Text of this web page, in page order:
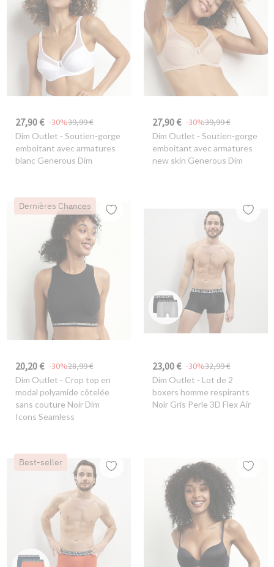
27,90 € 39,99 €
-30%
Dim Outlet - Soutien-gorge
emboitant avec armatures
blanc Generous Dim
27,90 € 39,99 €
-30%
Dim Outlet - Soutien-gorge
emboitant avec armatures
new skin Generous Dim
Dernières Chances
20,20 € 28,99 €
-30%
Dim Outlet - Crop top en
modal polyamide côtelée
sans couture Noir Dim
Icons Seamless
23,00 € 32,99 €
-30%
Dim Outlet - Lot de 2
boxers homme respirants
Noir Gris Perle 3D Flex Air
Best-seller